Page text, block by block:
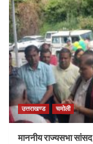
उत्तराखण्ड चमोली
माननीय राज्यसभा